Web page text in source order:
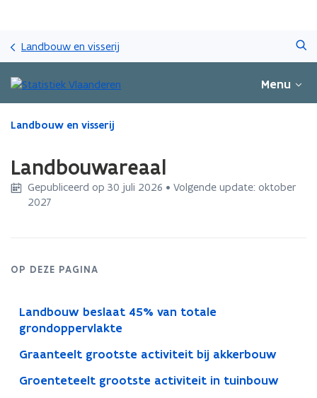
gaan
Landbouw en visserij
Menu
Gedaan
bevindt
Landbouw en visserij
Landbouwareaal
Gepubliceerd op 30 juli 2026 • Volgende update: oktober
2027
OP DEZE PAGINA
Landbouw beslaat 45% van totale
grondoppervlakte
Graanteelt grootste activiteit bij akkerbouw
Groenteteelt grootste activiteit in tuinbouw